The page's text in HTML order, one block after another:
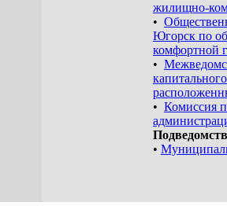
жилищно-
•
Югорск по
комфортной
•
• Комиссия
•